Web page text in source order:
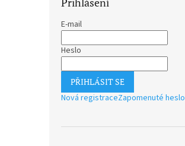
E-mail
Heslo
PŘIHLÁSIT SE
Nová registraceZapomenuté heslo